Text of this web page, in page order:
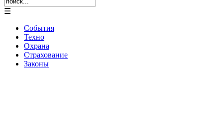
☰
События
Техно
Охрана
Страхование
Законы